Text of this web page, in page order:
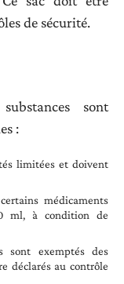
de sécurité.
sont
:
limitées et doivent
médicaments
ml, à condition de
exemptés des
déclarés au contrôle